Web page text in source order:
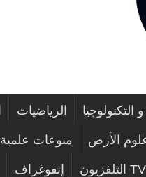
التكنولوجيا الرياضيات
علوم الأرض منوعات علمية
TV التلفزيون إنفوغراف